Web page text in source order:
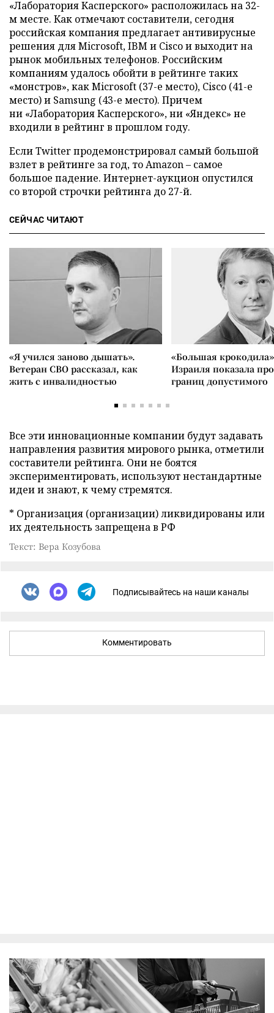
«Лаборатория Касперского» расположилась на 32-
м месте. Как отмечают составители, сегодня
российская компания предлагает антивирусные
решения для Microsoft, IBM и Cisco и выходит на
рынок мобильных телефонов. Российским
компаниям удалось обойти в рейтинге таких
«монстров», как Microsoft (37-е место), Cisco (41-е
место) и Samsung (43-е место). Причем
ни «Лаборатория Касперского», ни «Яндекс» не
входили в рейтинг в прошлом году.
Если Twitter продемонстрировал самый большой
взлет в рейтинге за год, то Amazon– самое
большое падение. Интернет-аукцион опустился
со второй строчки рейтинга до 27-й.
СЕЙЧАС ЧИТАЮТ
«Я учился заново дышать».
Ветеран СВО рассказал, как
жить с инвалидностью
«Большая
Израиля показала
границ допустимого
Все эти инновационные компании будут задавать
направления развития мирового рынка, отметили
составители рейтинга. Они не боятся
экспериментировать, используют нестандартные
идеи и знают, к чему стремятся.
* Организация (организации) ликвидированы или
их деятельность запрещена в РФ
Текст: Вера Козубова
Подписывайтесь на наши каналы
Комментировать